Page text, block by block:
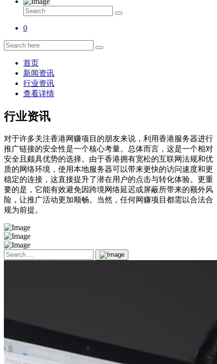
0
首页
新闻资讯
行业资讯
查看详情
行业资讯
对于许多关注香港网赚项目的朋友来说，利用香港服务器进行
推广链接的安全性是一个核心考量。总体而言，这是一个相对
安全且颇具优势的选择。由于香港拥有宽松的互联网法规和优
质的网络环境，使用本地服务器可以带来更快的访问速度和更
稳定的连接，这直接提升了潜在用户的点击与转化体验。更重
要的是，它能有效避免因跨境网络延迟或屏蔽所带来的额外风
险，让推广活动更加顺畅。当然，任何网赚项目都需以合法合
规为前提。